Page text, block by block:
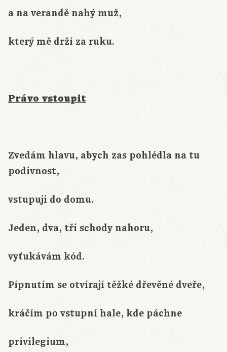
a na verandě nahý muž,
který mě drží za ruku.
Právo vstoupit
Zvedám hlavu, abych zas pohlédla na tu
podivnost,
vstupuji do domu.
Jeden, dva, tři schody nahoru,
vyťukávám kód.
Pípnutím se otvírají těžké dřevěné dveře,
kráčím po vstupní hale, kde páchne
privilegium,